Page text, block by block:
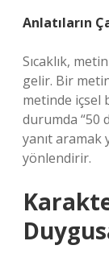
Anlatıların
Sıcaklık,
gelir. Bir
metinde içsel
durumda “50
yanıt aramak
yönlendirir.